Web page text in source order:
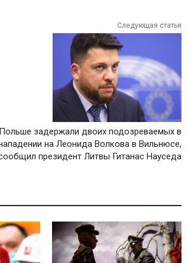
Следующая статья
задержали двоих подозреваемых в
на Леонида Волкова в Вильнюсе,
президент Литвы Гитанас Науседа